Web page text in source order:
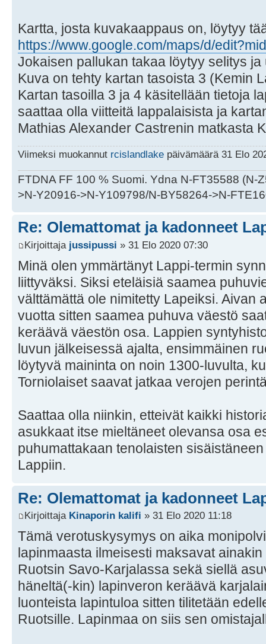
Kartta, josta kuvakaappaus on, löytyy
https://www.google.com/maps/d/
Jokaisen pallukan takaa löytyy selitys
Kuva on tehty kartan tasoista 3 (Kemin
Kartan tasoilla 3 ja 4 käsitellään tietoja
saattaa olla viitteitä lappalaisista ja
Mathias Alexander Castrenin matkasta
Viimeksi muokannut rcislandlake päivämäärä 31 Elo
FTDNA FF 100 % Suomi. Ydna N-FT35588 (N-
>N-Y20916->N-Y109798/N-BY58264->N-
Re: Olemattomat ja kadonneet
Kirjoittaja jussipussi » 31 Elo 2020 07:30
Minä olen ymmärtänyt Lappi-termin
liittyväksi. Siksi eteläisiä saamea
välttämättä ole nimitetty Lapeiksi. Aivan
vuotta sitten saamea puhuva väestö
keräävä väestön osa. Lappien
luvun jälkeisessä ajalta, ensimmäinen
löytyvä maininta on noin 1300-luvulta,
Torniolaiset saavat jatkaa verojen
Saattaa olla niinkin, etteivät kaikki
asukkaat itse mieltäneet olevansa osa
puhumattakaan tenolaisten
Lappiin.
Re: Olemattomat ja kadonneet
Kirjoittaja Kinaporin kalifi » 31 Elo 2020 11:18
Tämä verotuskysymys on aika
lapinmaasta ilmeisesti maksavat
Ruotsin Savo-Karjalassa sekä siellä
häneltä(-kin) lapinveron keräävä
luonteista lapintuloa sitten tilitetään
Ruotsille. Lapinmaa on siis sen